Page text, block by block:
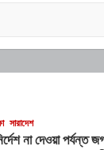
সারাদেশ
না দেওয়া পর্যন্ত